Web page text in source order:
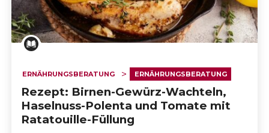
ERNÄHRUNGSBERATUNG ERNÄHRUNGSBERATUNG
Rezept: Birnen-Gewürz-Wachteln,
Haselnuss-Polenta und Tomate mit
Ratatouille-Füllung